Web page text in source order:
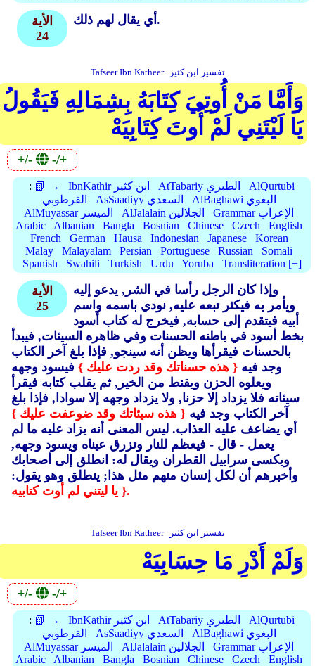
الأية
24
أي يقال لهم ذلك.
Tafseer Ibn Katheer تفسير ابن كثير
وَأَمَّا مَنْ أُوتِيَ كِتَابَهُ بِشِمَالِهِ فَيَقُولُ
يَا لَيْتَنِي لَمْ أُوتَ كِتَابِيَهْ
+/- -/+
: 📗 → IbnKathir ابن كثير AtTabariy الطبري
AlQurtubi
القرطوبي
AsSaadiyy السعدي
AlBaghawi البغوي
AlMuyassar الميسر
AlJalalain الجلالين
Grammar الإعراب
Arabic
Albanian Bangla Bosnian Chinese Czech
English
French
German Hausa Indonesian Japanese
Korean
Malay
Malayalam Persian Portuguese Russian
Somali
Spanish
Swahili Turkish Urdu Yoruba Transliteration [+]
الأية
25
وإذا كان الرجل رأسا في الشر, يدعو إليه
ويأمر به فيكثر تبعه عليه, نودي باسمه واسم
أبيه فيتقدم إلى حسابه, فيخرج له كتاب أسود
بخط أسود في باطنه الحسنات وفي ظاهره السيئات, فيبدأ
بالحسنات فيقرأها ويظن أنه سينجو, فإذا بلغ آخر الكتاب
وجد فيه { هذه حسناتك وقد ردت عليك } فيسود وجهه
ويعلوه الحزن ويقنط من الخير, ثم يقلب كتابه فيقرأ
سيئاته فلا يزداد إلا حزنا, ولا يزداد وجهه إلا سوادا, فإذا بلغ
آخر الكتاب وجد فيه { هذه سيئاتك وقد ضوعفت عليك }
أي يضاعف عليه العذاب. ليس المعنى أنه يزاد عليه ما لم
يعمل - قال - فيعظم للنار وتزرق عيناه ويسود وجهه,
ويكسى سرابيل القطران ويقال له: انطلق إلى أصحابك
وأخبرهم أن لكل إنسان منهم مثل هذا; ينطلق وهو يقول:
{ يا ليتني لم أوت كتابيه.
Tafseer Ibn Katheer تفسير ابن كثير
وَلَمْ أَدْرِ مَا حِسَابِيَهْ
+/- -/+
: 📗 → IbnKathir ابن كثير AtTabariy الطبري
AlQurtubi
القرطوبي
AsSaadiyy السعدي
AlBaghawi البغوي
AlMuyassar الميسر
AlJalalain الجلالين
Grammar الإعراب
Arabic
Albanian Bangla Bosnian Chinese Czech English